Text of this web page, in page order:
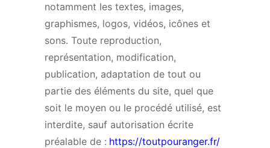
notamment les textes, images,
graphismes, logos, vidéos, icônes et
sons. Toute reproduction,
représentation, modification,
publication, adaptation de tout ou
partie des éléments du site, quel que
soit le moyen ou le procédé utilisé, est
interdite, sauf autorisation écrite
préalable de : https://toutpouranger.fr/